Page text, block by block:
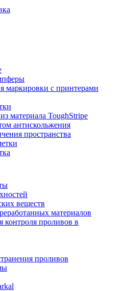
маркировки с принтерами
материала ToughStripe
антискольжения
пространства
веществ
материалов
контроля проливов в
проливов